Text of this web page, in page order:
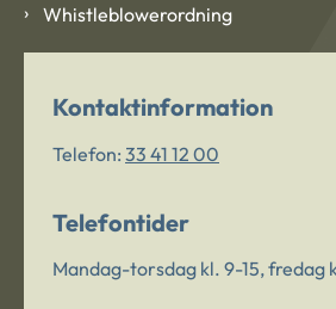
Whistleblowerordning
Kontaktinformation
Telefon: 33 41 12 00
Telefontider
Mandag-torsdag kl. 9-15, fredag